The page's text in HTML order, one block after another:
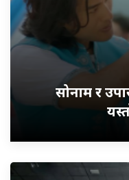
सोनाम र